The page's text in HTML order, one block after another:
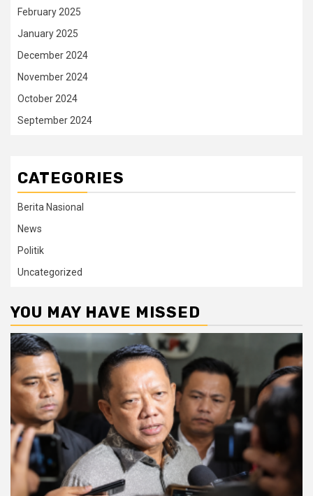
February 2025
January 2025
December 2024
November 2024
October 2024
September 2024
CATEGORIES
Berita Nasional
News
Politik
Uncategorized
YOU MAY HAVE MISSED